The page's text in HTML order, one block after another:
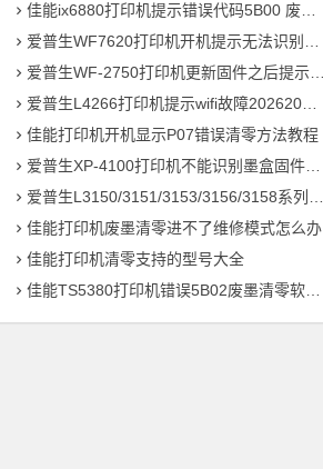
佳能ix6880打印机提示错误代码5B00 废墨收集器已满 快速解决方案
爱普生WF7620打印机开机提示无法识别维护箱刷固件维修
爱普生WF-2750打印机更新固件之后提示墨水匣安装不正确维修教程
爱普生L4266打印机提示wifi故障202620代码维修教程
佳能打印机开机显示P07错误清零方法教程
爱普生XP-4100打印机不能识别墨盒固件更新降级教程
爱普生L3150/3151/3153/3156/3158系列打印机Win 11系统清洗打印头
佳能打印机废墨清零进不了维修模式怎么办
佳能打印机清零支持的型号大全
佳能TS5380打印机错误5B02废墨清零软件下载使用教程